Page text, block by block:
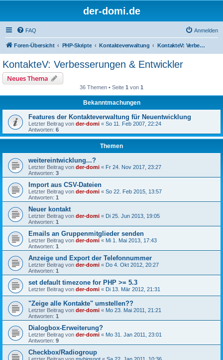
der-domi.de
FAQ Anmelden
Foren-Übersicht PHP-Skripte Kontakteverwaltung KontakteV: Verbesserungen & Entwickler
KontakteV: Verbesserungen & Entwickler
Neues Thema
36 Themen • Seite 1 von 1
Bekanntmachungen
Features der Kontakteverwaltung für Neuentwicklung
Letzter Beitrag von der-domi « So 11. Feb 2007, 22:24
Antworten: 6
Themen
weitereintwicklung...?
Letzter Beitrag von der-domi « Fr 24. Nov 2017, 23:27
Antworten: 3
Import aus CSV-Dateien
Letzter Beitrag von der-domi « So 22. Feb 2015, 13:57
Antworten: 1
Neuer kontakt
Letzter Beitrag von der-domi « Di 25. Jun 2013, 19:05
Antworten: 1
Emails an Gruppenmitglieder senden
Letzter Beitrag von der-domi « Mi 1. Mai 2013, 17:43
Antworten: 1
Anzeige und Export der Telefonnummer
Letzter Beitrag von der-domi « Do 4. Okt 2012, 20:27
Antworten: 1
set default timezone for PHP >= 5.3
Letzter Beitrag von der-domi « Di 13. Mär 2012, 21:31
"Zeige alle Kontakte" umstellen??
Letzter Beitrag von der-domi « Mo 23. Mai 2011, 21:21
Antworten: 1
Dialogbox-Erweiterung?
Letzter Beitrag von der-domi « Mo 31. Jan 2011, 23:01
Antworten: 9
Checkbox/Radiogroup